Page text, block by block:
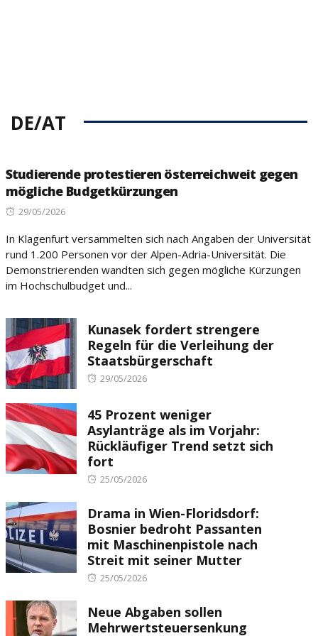
DE/AT
Studierende protestieren österreichweit gegen
mögliche Budgetkürzungen
Posted
29/05/2026
In Klagenfurt versammelten sich nach Angaben der Universität
rund 1.200 Personen vor der Alpen-Adria-Universität. Die
Demonstrierenden wandten sich gegen mögliche Kürzungen
im Hochschulbudget und...
Kunasek fordert strengere
Regeln für die Verleihung der
Staatsbürgerschaft
Posted
29/05/2026
45 Prozent weniger
Asylanträge als im Vorjahr:
Rückläufiger Trend setzt sich
fort
Posted
25/05/2026
Drama in Wien-Floridsdorf:
Bosnier bedroht Passanten
mit Maschinenpistole nach
Streit mit seiner Mutter
Posted
25/05/2026
Neue Abgaben sollen
Mehrwertsteuersenkung